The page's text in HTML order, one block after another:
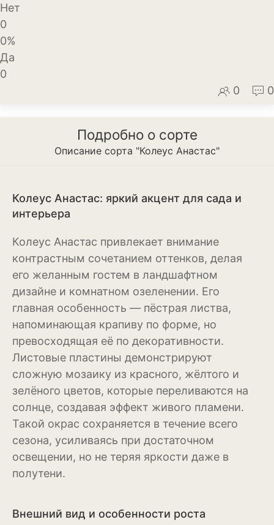
Ипомея
Лилейник
Лобелия
Магнолия
Нарциссы
Настурция
Нивяник или садовая
ромашка
Очиток или седум
Пеларгония
Петуния
Пионы
Роза
Нет
0
0%
Да
0
0
0
Подробно о сорте
Описание сорта "Колеус Анастас"
Колеус Анастас: яркий акцент для сада и
интерьера
Колеус Анастас привлекает внимание
контрастным сочетанием оттенков, делая
его желанным гостем в ландшафтном
дизайне и комнатном озеленении. Его
главная особенность — пёстрая листва,
напоминающая крапиву по форме, но
превосходящая её по декоративности.
Листовые пластины демонстрируют
сложную мозаику из красного, жёлтого и
зелёного цветов, которые переливаются на
солнце, создавая эффект живого пламени.
Такой окрас сохраняется в течение всего
сезона, усиливаясь при достаточном
освещении, но не теряя яркости даже в
полутени.
Внешний вид и особенности роста